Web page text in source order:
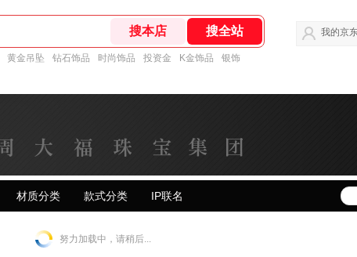
黄金吊坠 钻石饰品 时尚饰品 投资金 K金饰品 银饰
我的京
材质分类 款式分类 IP联名
努力加载中，请稍后...